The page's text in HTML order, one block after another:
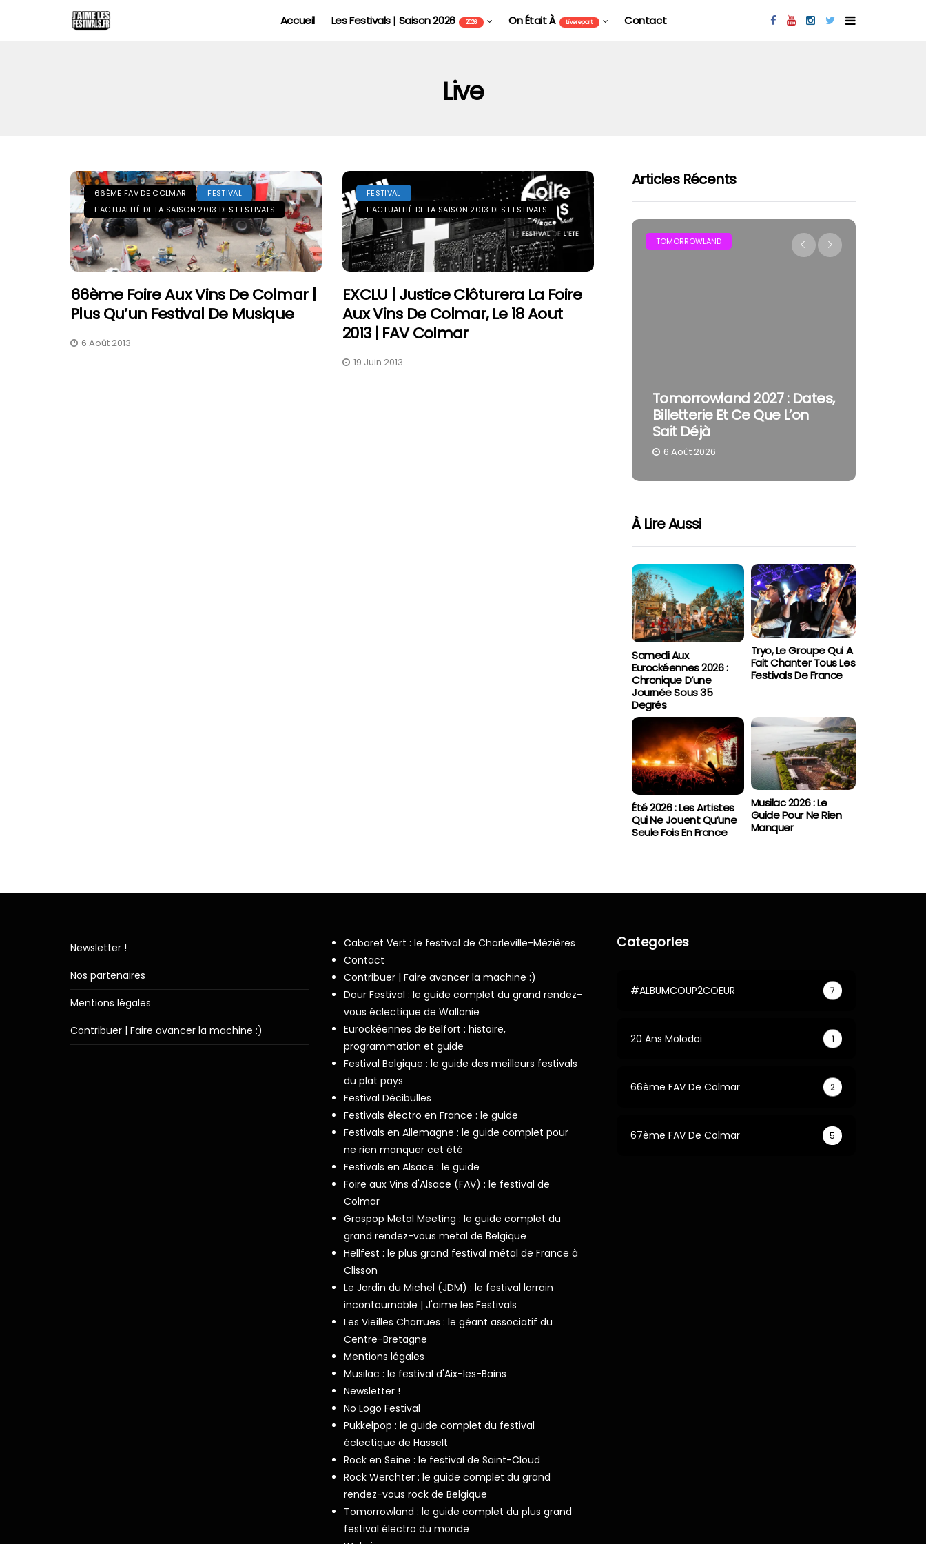
Accueil Les Festivals | Saison 2026 2026 On Était À Livereport Contact
Live
66ÈME FAV DE COLMAR
FESTIVAL
L'ACTUALITÉ DE LA SAISON 2013 DES FESTIVALS
66ème Foire Aux Vins De Colmar |
Plus Qu’un Festival De Musique
6 Août 2013
FESTIVAL
L'ACTUALITÉ DE LA SAISON 2013 DES FESTIVALS
EXCLU | Justice Clôturera La Foire
Aux Vins De Colmar, Le 18 Aout
2013 | FAV Colmar
19 Juin 2013
Articles Récents
FOIRE AUX VINS D'ALSACE DE COLMAR - FAVCOLMAR TOMORROWLAND
Tomorrowland 2027 : Dates,
Billetterie Et Ce Que L’on
Sait Déjà
6 Août 2026
À Lire Aussi
Samedi Aux
Eurockéennes 2026 :
Chronique D’une
Journée Sous 35
Degrés
Tryo, Le Groupe Qui A
Fait Chanter Tous Les
Festivals De France
Été 2026 : Les Artistes
Qui Ne Jouent Qu’une
Seule Fois En France
Musilac 2026 : Le
Guide Pour Ne Rien
Manquer
Newsletter !
Nos partenaires
Mentions légales
Contribuer | Faire avancer la machine :)
Cabaret Vert : le festival de Charleville-Mézières
Contact
Contribuer | Faire avancer la machine :)
Dour Festival : le guide complet du grand rendez-
vous éclectique de Wallonie
Eurockéennes de Belfort : histoire,
programmation et guide
Festival Belgique : le guide des meilleurs festivals
du plat pays
Festival Décibulles
Festivals électro en France : le guide
Festivals en Allemagne : le guide complet pour
ne rien manquer cet été
Festivals en Alsace : le guide
Foire aux Vins d'Alsace (FAV) : le festival de
Colmar
Graspop Metal Meeting : le guide complet du
grand rendez-vous metal de Belgique
Hellfest : le plus grand festival métal de France à
Clisson
Le Jardin du Michel (JDM) : le festival lorrain
incontournable | J'aime les Festivals
Les Vieilles Charrues : le géant associatif du
Centre-Bretagne
Mentions légales
Musilac : le festival d'Aix-les-Bains
Newsletter !
No Logo Festival
Pukkelpop : le guide complet du festival
éclectique de Hasselt
Rock en Seine : le festival de Saint-Cloud
Rock Werchter : le guide complet du grand
rendez-vous rock de Belgique
Tomorrowland : le guide complet du plus grand
festival électro du monde
Categories
#ALBUMCOUP2COEUR 7
20 Ans Molodoi 1
66ème FAV De Colmar 2
67ème FAV De Colmar 5